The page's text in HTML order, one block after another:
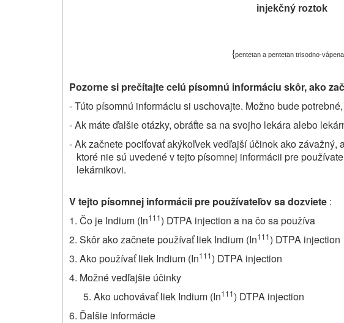
injekčný roztok
{pentetan a pentetan trisodno-
Pozorne si prečítajte celú písomnú informáciu skôr, ako
- Túto písomnú informáciu si uschovajte. Možno bude
- Ak máte ďalšie otázky, obráťte sa na svojho lekára alebo
- Ak začnete pociťovať akýkoľvek vedľajší účinok ako závažný,
ktoré nie sú uvedené v tejto písomnej informácii pre
lekárnikovi.
V tejto písomnej informácii pre používateľov sa dozviete :
1. Čo je Indium (In111) DTPA injection a na čo sa používa
2. Skôr ako začnete používať liek Indium (In111) DTPA injection
3. Ako používať liek Indium (In111) DTPA injection
4. Možné vedľajšie účinky
Ako uchovávať liek Indium (In111) DTPA injection
6. Ďalšie informácie